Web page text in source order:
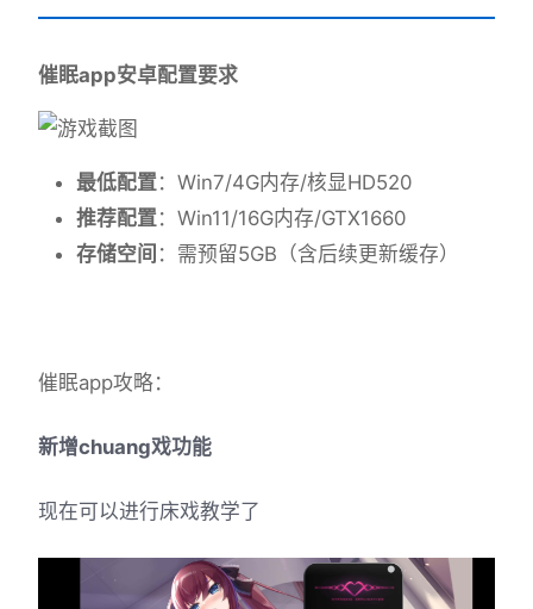
催眠app安卓配置要求
​最低配置​​：Win7/4G内存/核显HD520
​推荐配置​​：Win11/16G内存/GTX1660
​存储空间​ ​：需预留5GB（含后续更新缓存）
催眠app攻略：
新增chuang戏功能
现在可以进行床戏教学了